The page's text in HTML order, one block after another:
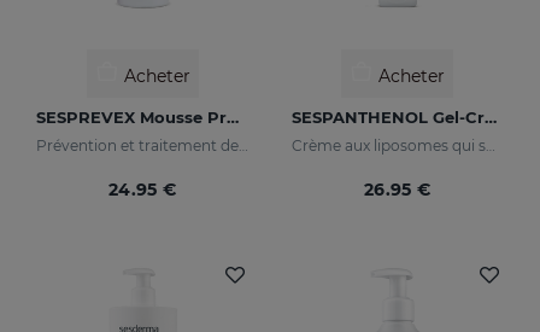
Acheter
SESPREVEX Mousse Protectrice
Prévention et traitement des irritations et brûlures de toutes sortes.
24.95 €
Acheter
SESPANTHENOL Gel-Crème
Crème aux liposomes qui soulage les démangeaisons et les rougeurs des irritations cutanées
26.95 €